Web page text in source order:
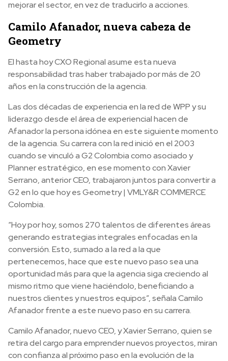
mejorar el sector, en vez de traducirlo a acciones.
Camilo Afanador, nueva cabeza de
Geometry
El hasta hoy CXO Regional asume esta nueva
responsabilidad tras haber trabajado por más de 20
años en la construcción de la agencia.
Las dos décadas de experiencia en la red de WPP y su
liderazgo desde el área de experiencial hacen de
Afanador la persona idónea en este siguiente momento
de la agencia. Su carrera con la red inició en el 2003
cuando se vinculó a G2 Colombia como asociado y
Planner estratégico, en ese momento con Xavier
Serrano, anterior CEO, trabajaron juntos para convertir a
G2 en lo que hoy es Geometry | VMLY&R COMMERCE
Colombia.
“Hoy por hoy, somos 270 talentos de diferentes áreas
generando estrategias integrales enfocadas en la
conversión. Esto, sumado a la red a la que
pertenecemos, hace que este nuevo paso sea una
oportunidad más para que la agencia siga creciendo al
mismo ritmo que viene haciéndolo, beneficiando a
nuestros clientes y nuestros equipos”, señala Camilo
Afanador frente a este nuevo paso en su carrera.
Camilo Afanador, nuevo CEO, y Xavier Serrano, quien se
retira del cargo para emprender nuevos proyectos, miran
con confianza al próximo paso en la evolución de la